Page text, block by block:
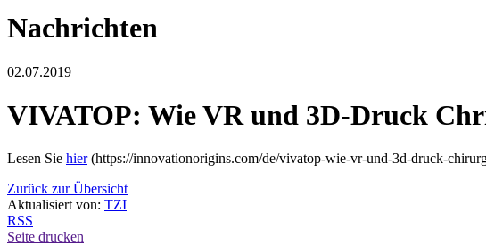
Nachrichten
02.07.2019
VIVATOP: Wie VR und 3D-Druck
Lesen Sie hier(https://innovationorigins.com/de/vivatop-wie-vr-und-3d-druck-
Zurück zur Übersicht
Aktualisiert von: TZI
RSS
Seite drucken